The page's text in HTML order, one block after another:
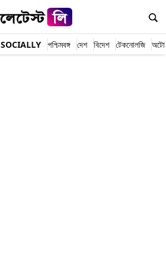
SOCIALLY পশ্চিমবঙ্গ দেশ বিদেশ টেকনোলজি অটো